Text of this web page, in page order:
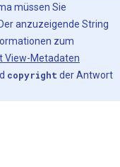
müssen Sie
anzuzeigende String
zum
View-Metadaten
copyright der Antwort